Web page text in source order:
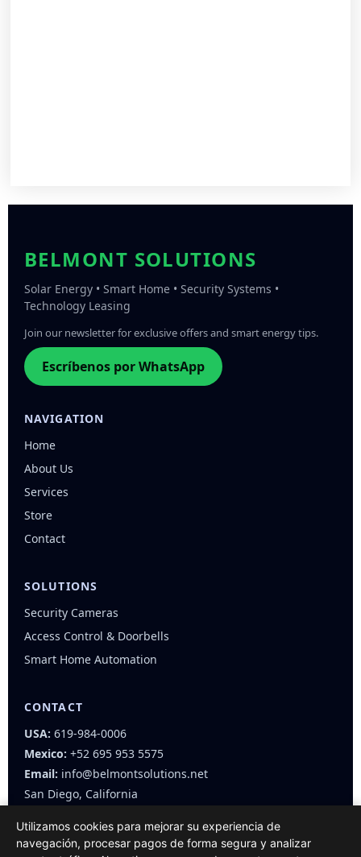
BELMONT SOLUTIONS
Solar Energy • Smart Home • Security Systems •
Technology Leasing
Join our newsletter for exclusive offers and smart energy tips.
Escríbenos por WhatsApp
NAVIGATION
Home
About Us
Services
Store
Contact
SOLUTIONS
Security Cameras
Access Control & Doorbells
Smart Home Automation
CONTACT
USA: 619-984-0006
Mexico: +52 695 953 5575
Email: info@belmontsolutions.net
San Diego, California
Utilizamos cookies para mejorar su experiencia de
navegación, procesar pagos de forma segura y analizar